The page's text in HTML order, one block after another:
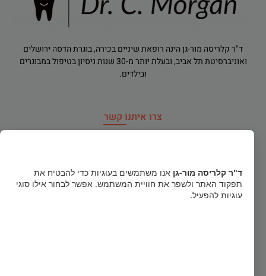
ד"ר קלריסה מור-גן הינה רופאת שיניים בכירה, בוגרת הדסה ירושלים
ואוניברסיטת תל אביב, ובעלת יותר מ-30 שנות ניסיון בטיפול במבוגרים
ובילדים.
צרו איתנו קשר
טלפון חירום052-856-1122
ד"ר קלריסה מור-גן אנו משתמשים בעוגיות כדי להבטיח את
תפקוד האתר ולשפר את חוויית המשתמש. אפשר לבחור אילו סוגי
עוגיות להפעיל.